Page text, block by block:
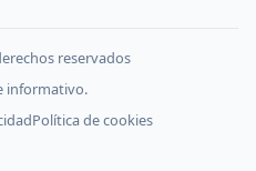
reservados
informativo.
Política de cookies